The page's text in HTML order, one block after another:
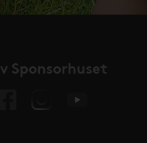
Sponsorhuset